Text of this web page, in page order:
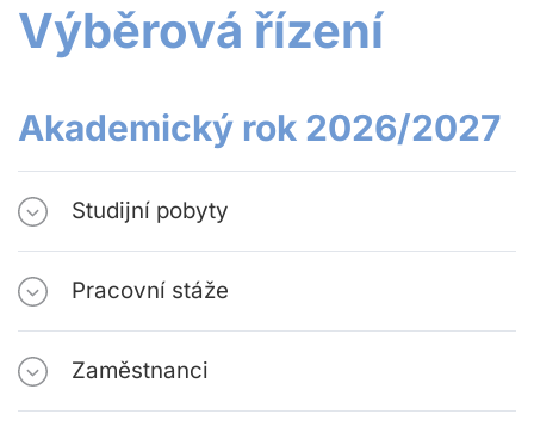
Výběrová řízení
Akademický rok 2026/2027
Studijní pobyty
Pracovní stáže
Zaměstnanci